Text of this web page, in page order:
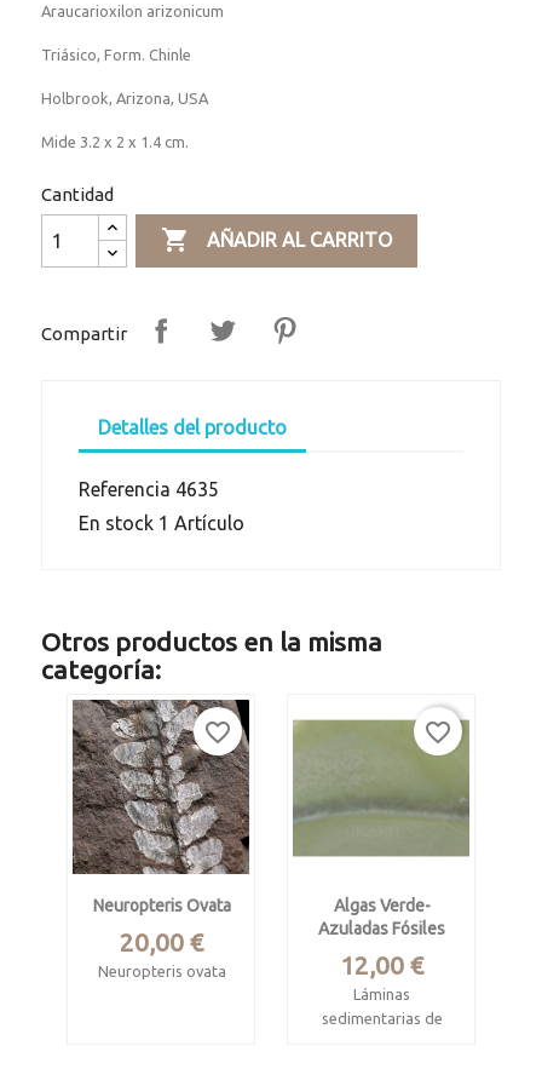
Araucarioxilon arizonicum
Triásico, Form. Chinle
Holbrook, Arizona, USA
Mide 3.2 x 2 x 1.4 cm.
Cantidad
 AÑADIR AL CARRITO
Compartir
Detalles del producto
Referencia 4635
En stock 1 Artículo
Otros productos en la misma
categoría:
Neuropteris Ovata
Precio
20,00 €
Neuropteris ovata
favorite_border
Algas Verde-
Azuladas Fósiles
Precio
12,00 €
Láminas
sedimentarias de
favorite_border